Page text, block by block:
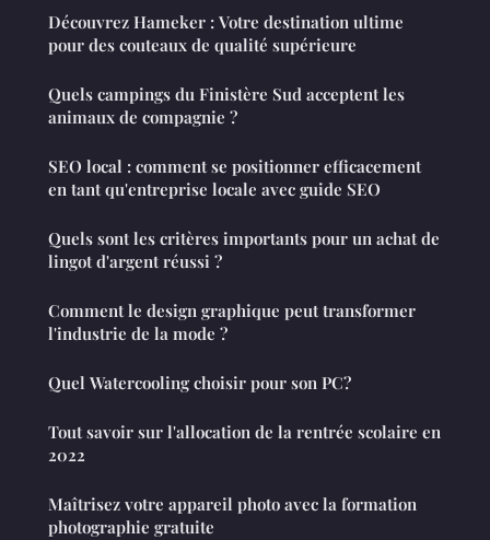
Découvrez Hameker : Votre destination ultime
pour des couteaux de qualité supérieure
Quels campings du Finistère Sud acceptent les
animaux de compagnie ?
SEO local : comment se positionner efficacement
en tant qu'entreprise locale avec guide SEO
Quels sont les critères importants pour un achat de
lingot d'argent réussi ?
Comment le design graphique peut transformer
l'industrie de la mode ?
Quel Watercooling choisir pour son PC?
Tout savoir sur l'allocation de la rentrée scolaire en
2022
Maîtrisez votre appareil photo avec la formation
photographie gratuite